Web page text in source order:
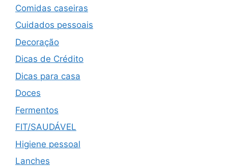
Comidas caseiras
Cuidados pessoais
Decoração
Dicas de Crédito
Dicas para casa
Doces
Fermentos
FIT/SAUDÁVEL
Higiene pessoal
Lanches